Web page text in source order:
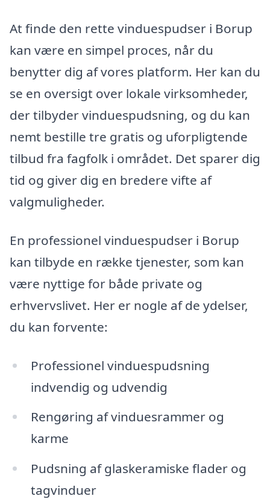
At finde den rette vinduespudser i Borup
kan være en simpel proces, når du
benytter dig af vores platform. Her kan du
se en oversigt over lokale virksomheder,
der tilbyder vinduespudsning, og du kan
nemt bestille tre gratis og uforpligtende
tilbud fra fagfolk i området. Det sparer dig
tid og giver dig en bredere vifte af
valgmuligheder.
En professionel vinduespudser i Borup
kan tilbyde en række tjenester, som kan
være nyttige for både private og
erhvervslivet. Her er nogle af de ydelser,
du kan forvente:
Professionel vinduespudsning
indvendig og udvendig
Rengøring af vinduesrammer og
karme
Pudsning af glaskeramiske flader og
tagvinduer